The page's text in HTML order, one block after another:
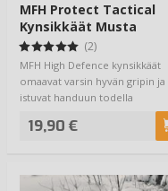
MFH Protect Tactical
Kynsikkäät Musta
(2)
MFH High Defence kynsikkäät
omaavat varsin hyvän gripin ja
istuvat handuun todella
19,90 €